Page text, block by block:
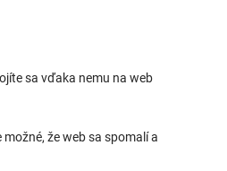
sa vďaka nemu na web
že web sa spomalí a